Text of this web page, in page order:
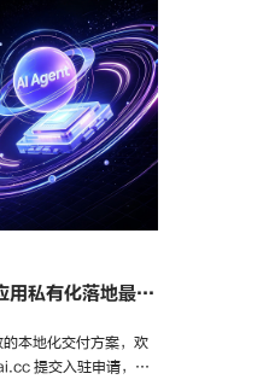
私有化落地最后
本地化交付方案，欢
提交入驻申请，与